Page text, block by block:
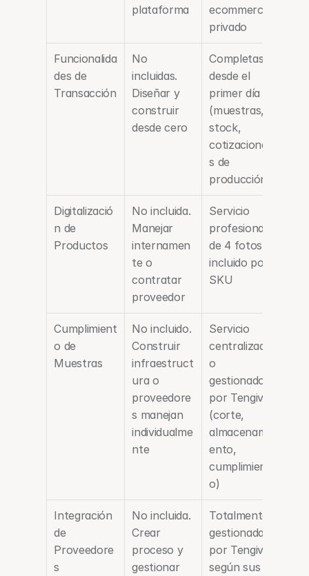
plataforma
ecommerce
privado
Funcionalida
des de
Transacción
No
incluidas.
Diseñar y
construir
desde cero
Completas
desde el
primer día
(muestras,
stock,
cotizacione
s de
producción)
Digitalizació
n de
Productos
No incluida.
Manejar
internamen
te o
contratar
proveedor
Servicio
profesional
de 4 fotos
incluido por
SKU
Cumplimient
o de
Muestras
No incluido.
Construir
infraestruct
ura o
proveedore
s manejan
individualme
nte
Servicio
centralizad
o
gestionado
por Tengiva
(corte,
almacenami
ento,
cumplimient
o)
Integración
de
Proveedore
s
No incluida.
Crear
proceso y
gestionar
Totalmente
gestionada
por Tengiva
según sus